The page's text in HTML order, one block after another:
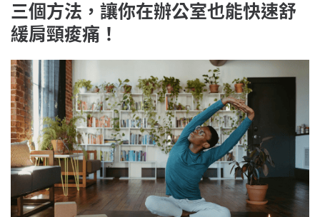
三個方法，讓你在辦公室也能快速舒
緩肩頸痠痛！